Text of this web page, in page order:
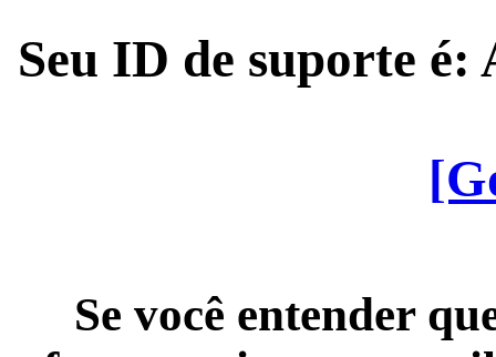
Seu ID de suporte é:
Se você entender